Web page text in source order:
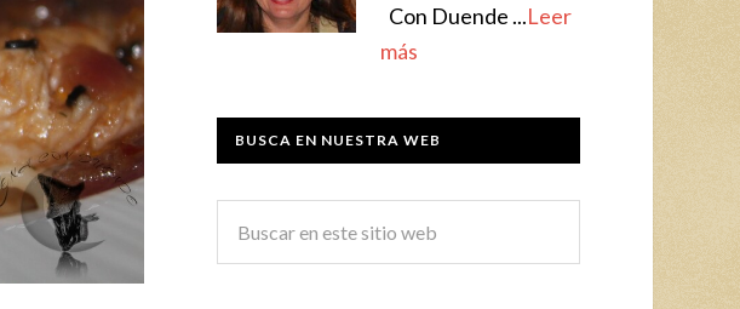
Con Duende ...Leer
más
BUSCA EN NUESTRA WEB